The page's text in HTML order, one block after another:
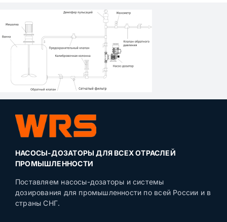
НАСОСЫ-ДОЗАТОРЫ ДЛЯ ВСЕХ ОТРАСЛЕЙ
ПРОМЫШЛЕННОСТИ
Поставляем насосы-дозаторы и системы
дозирования для промышленности по всей России и в
страны СНГ.